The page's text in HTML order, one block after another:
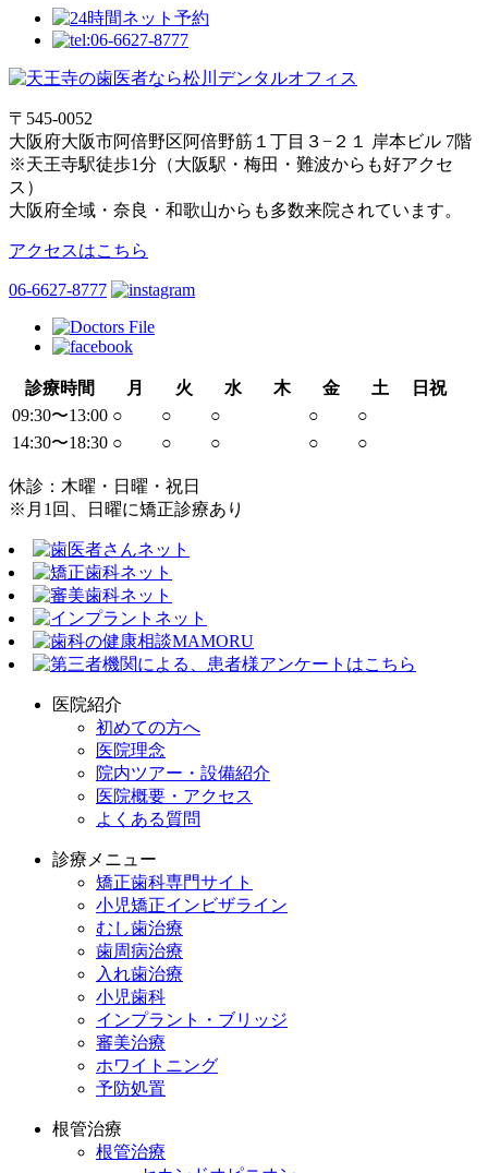
〒545-0052
大阪府大阪市阿倍野区阿倍野筋１丁目３−２１ 岸本ビル 7階
※天王寺駅徒歩1分（大阪駅・梅田・難波からも好アクセ
ス）
大阪府全域・奈良・和歌山からも多数来院されています。
アクセスはこちら
06-6627-8777
診療時間 月 火 水 木 金 土
日祝
09:30〜13:00 ○ ○ ○ ○
○
14:30〜18:30 ○ ○ ○ ○ ○
休診：木曜・日曜・祝日
※月1回、日曜に矯正診療あり
医院紹介
初めての方へ
医院理念
院内ツアー・設備紹介
医院概要・アクセス
よくある質問
診療メニュー
矯正歯科専門サイト
小児矯正インビザライン
むし歯治療
歯周病治療
入れ歯治療
小児歯科
インプラント・ブリッジ
審美治療
ホワイトニング
予防処置
根管治療
根管治療